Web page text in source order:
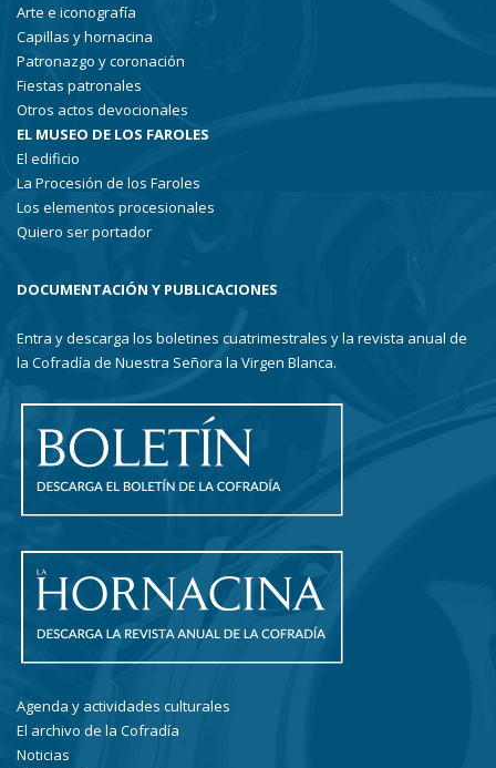
Arte e iconografía
Capillas y hornacina
Patronazgo y coronación
Fiestas patronales
Otros actos devocionales
EL MUSEO DE LOS FAROLES
El edificio
La Procesión de los Faroles
Los elementos procesionales
Quiero ser portador
DOCUMENTACIÓN Y PUBLICACIONES
Entra y descarga los boletines cuatrimestrales y la revista anual de
la Cofradía de Nuestra Señora la Virgen Blanca.
Agenda y actividades culturales
El archivo de la Cofradía
Noticias